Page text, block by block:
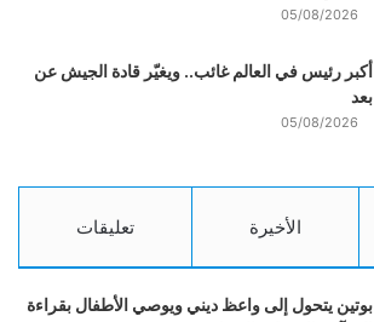
05/08/2026
أكبر رئيس في العالم غائب.. ويغيّر قادة الجيش عن
بعد
05/08/2026
الأخيرة تعليقات
بوتين يتحول إلى واعظ ديني ويوصي الأطفال بقراءة